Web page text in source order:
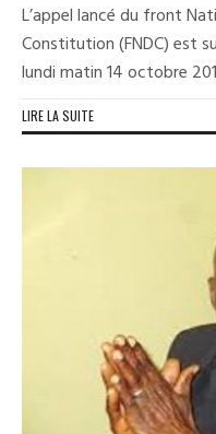
L’appel lancé du front
Constitution (FNDC) est
lundi matin 14 octobre
LIRE LA SUITE